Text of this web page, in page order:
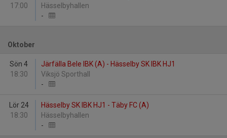
17:00
Hässelbyhallen
-
Oktober
Sön 4
18:30
Järfälla Bele IBK (A) - Hässelby SK IBK HJ1
Viksjö Sporthall
-
Lör 24
18:30
Hässelby SK IBK HJ1 - Täby FC (A)
Hässelbyhallen
-